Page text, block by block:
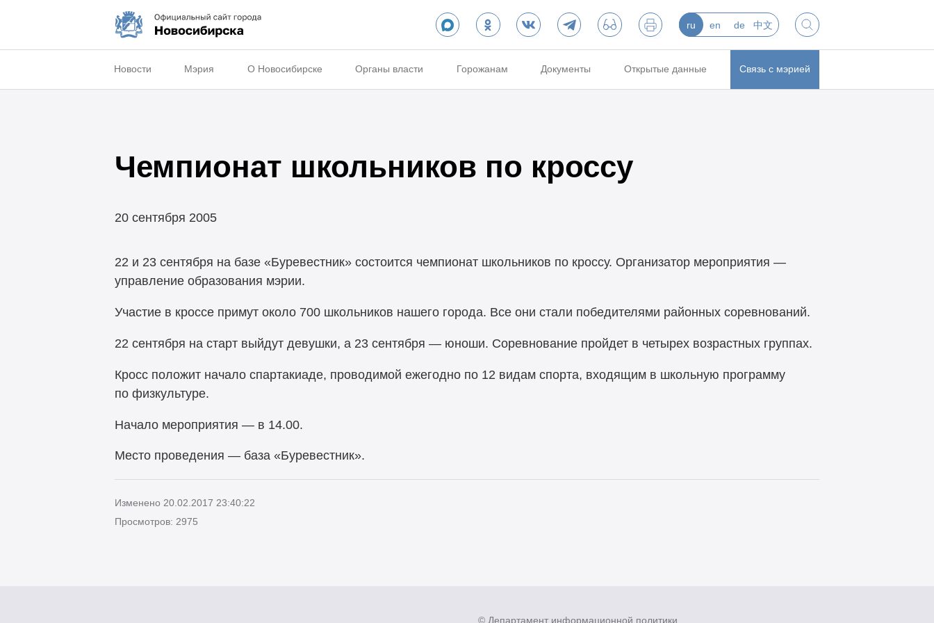
ru en de 中文
Новости Мэрия О Новосибирске Органы власти Горожанам Документы Открытые данные Связь с мэрией
Чемпионат школьников по кроссу
20 сентября 2005
22 и 23 сентября на базе «Буревестник» состоится чемпионат школьников по кроссу. Организатор мероприятия —
управление образования мэрии.
Участие в кроссе примут около 700 школьников нашего города. Все они стали победителями районных соревнований.
22 сентября на старт выйдут девушки, а 23 сентября — юноши. Соревнование пройдет в четырех возрастных группах.
Кросс положит начало спартакиаде, проводимой ежегодно по 12 видам спорта, входящим в школьную программу
по физкультуре.
Начало мероприятия — в 14.00.
Место проведения — база «Буревестник».
Изменено 20.02.2017 23:40:22
Просмотров: 2975
© Департамент информационной политики